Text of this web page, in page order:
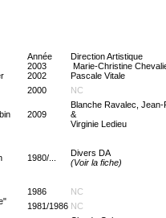
Année
Direction Artistique
2003
Marie-Christine
2002
Pascale Vitale
2000 NC
2009
Blanche Ravalec,
&
Virginie Ledieu
1980/...
Divers DA
(Voir la fiche)
1986
NC
1981/1986 NC